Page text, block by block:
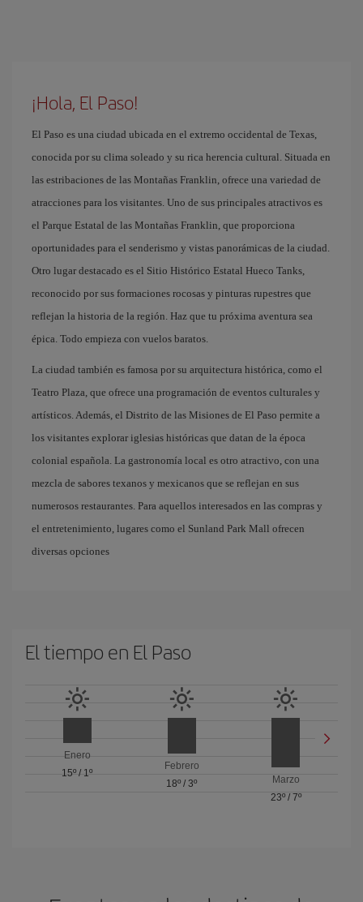
¡Hola, El Paso!
El Paso es una ciudad ubicada en el extremo occidental de Texas,
conocida por su clima soleado y su rica herencia cultural. Situada en
las estribaciones de las Montañas Franklin, ofrece una variedad de
atracciones para los visitantes. Uno de sus principales atractivos es
el Parque Estatal de las Montañas Franklin, que proporciona
oportunidades para el senderismo y vistas panorámicas de la ciudad.
Otro lugar destacado es el Sitio Histórico Estatal Hueco Tanks,
reconocido por sus formaciones rocosas y pinturas rupestres que
reflejan la historia de la región. Haz que tu próxima aventura sea
épica. Todo empieza con vuelos baratos. ​
La ciudad también es famosa por su arquitectura histórica, como el
Teatro Plaza, que ofrece una programación de eventos culturales y
artísticos. Además, el Distrito de las Misiones de El Paso permite a
los visitantes explorar iglesias históricas que datan de la época
colonial española. La gastronomía local es otro atractivo, con una
mezcla de sabores texanos y mexicanos que se reflejan en sus
numerosos restaurantes. Para aquellos interesados en las compras y
el entretenimiento, lugares como el Sunland Park Mall ofrecen
diversas opciones
El tiempo en El Paso
Enero
15º / 1º
Febrero
18º / 3º
Marzo
23º/ 7º